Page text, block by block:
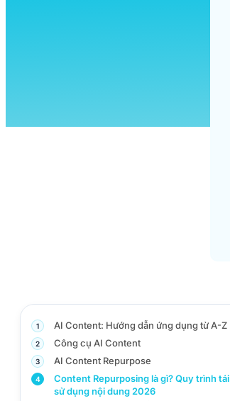
1 AI Content: Hướng dẫn ứng dụng từ A-Z
2 Công cụ AI Content
3 AI Content Repurpose
4
Content Repurposing là gì? Quy trình tái
sử dụng nội dung 2026